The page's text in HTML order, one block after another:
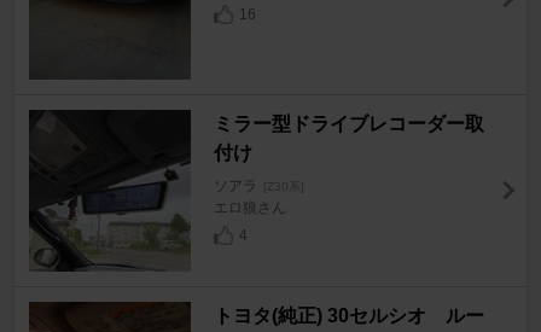
16
ミラー型ドライブレコーダー取
付け
ソアラ [Z30系]
エロ狼さん
4
トヨタ(純正) 30セルシオ ルー